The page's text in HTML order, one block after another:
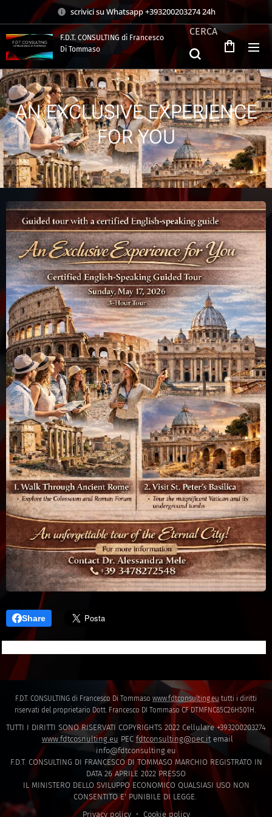
scrivici su Whatsapp +393200203274 24h
F.D.T. CONSULTING di Francesco
Di Tommaso
CERCA
AN EXCLUSIVE EXPERIENCE
FOR YOU
14.05.2026
Share
F.D.T. CONSULTING di Francesco Di Tommaso www.fdtconsulting.eu tutti i diritti
riservati del proprietario Dott. Francesco DI Tommaso CF DTMFNC85C26H501H.
TUTTI I DIRITTI SONO RISERVATI COPYRIGHTS 2022 Cellulare +393200203274
www.fdtcosnulting.eu PEC fdtconsulting@pec.itemail
info@fdtconsulting.eu
F.D.T. CONSULTING DI FRANCESCO DI TOMMASO MARCHIO REGISTRATO IN
DATA 26 APRILE 2022 PRESSO
IL MINISTERO DELLO SVILUPPO ECONOMICO QUALSIASI USO NON
CONSENTITO E' PUNIBILE DI LEGGE.
Privacy policy
Cookie policy